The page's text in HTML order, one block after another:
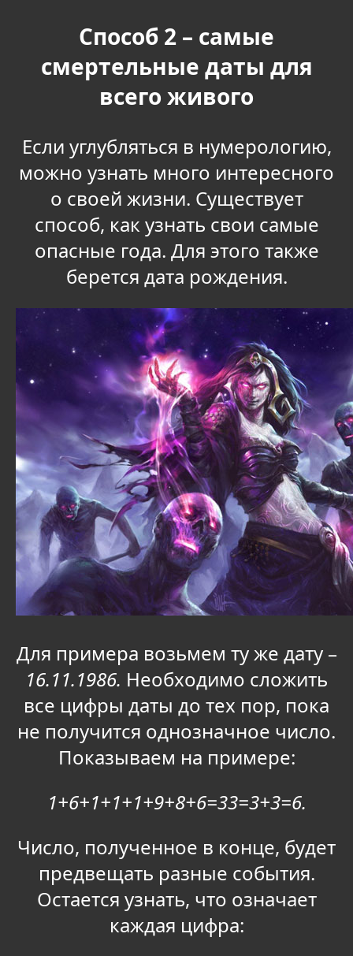
Способ 2 – самые
смертельные даты для
всего живого
Если углубляться в нумерологию,
можно узнать много интересного
о своей жизни. Существует
способ, как узнать свои самые
опасные года. Для этого также
берется дата рождения.
Для примера возьмем ту же дату –
16.11.1986. Необходимо сложить
все цифры даты до тех пор, пока
не получится однозначное число.
Показываем на примере:
1+6+1+1+1+9+8+6=33=3+3=6.
Число, полученное в конце, будет
предвещать разные события.
Остается узнать, что означает
каждая цифра: